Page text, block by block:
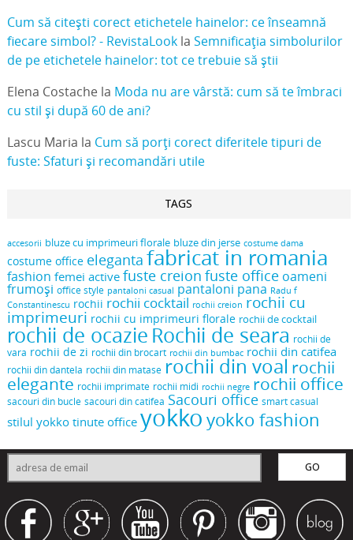
Cum să citești corect etichetele hainelor: ce înseamnă
fiecare simbol? - RevistaLookla Semnificația simbolurilor
de pe etichetele hainelor: tot ce trebuie să știi
Elena Costachela Moda nu are vârstă: cum să te îmbraci
cu stil și după 60 de ani?
Lascu Maria la Cum să porți corect diferitele tipuri de
fuste: Sfaturi și recomandări utile
TAGS
accesorii bluze cu imprimeuri florale bluze din jerse costume dama
costume office eleganta fabricat in romania
fashion femei active fuste creion fuste office oameni
frumoși office style pantaloni casual pantaloni pana Radu f
Constantinescu rochii rochii cocktail rochii creion rochii cu
imprimeuri rochii cu imprimeuri florale rochii de cocktail
rochii de ocazie Rochii de seara rochii de
vara rochii de zi rochii din brocart rochii din bumbac rochii din catifea
rochii din dantela rochii din matase rochii din voal rochii
elegante rochii imprimate rochii midi rochii negre rochii office
sacouri din bucle sacouri din catifea Sacouri office smart casual
stilul yokko tinute office yokko yokko fashion